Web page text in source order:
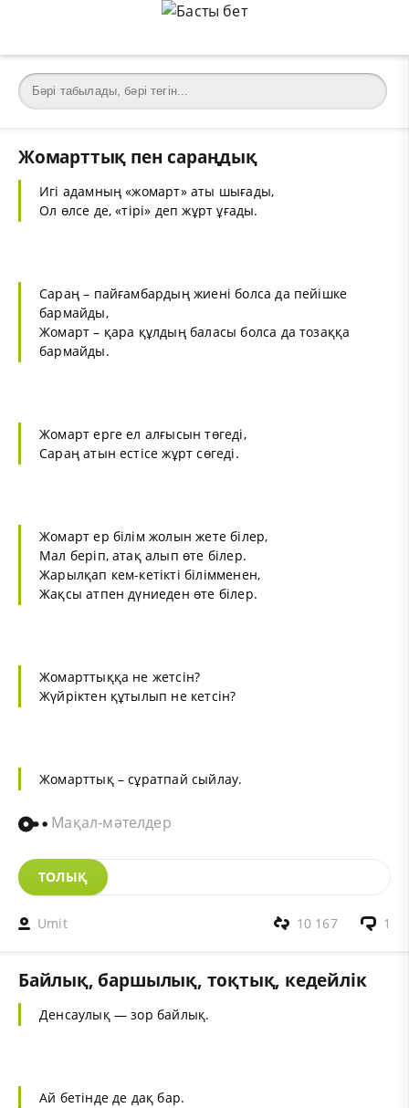
Жомарттық пен сараңдық
Игі адамның «жомарт» аты шығады,
Ол өлсе де, «тірі» деп жұрт ұғады.
Сараң – пайғамбардың жиені болса да пейішке
бармайды,
Жомарт – қара құлдың баласы болса да тозаққа
бармайды.
Жомарт ерге ел алғысын төгеді,
Сараң атын естісе жұрт сөгеді.
Жомарт ер білім жолын жете білер,
Мал беріп, атақ алып өте білер.
Жарылқап кем-кетікті білімменен,
Жақсы атпен дүниеден өте білер.
Жомарттыққа не жетсін?
Жүйріктен құтылып не кетсін?
Жомарттық – сұратпай сыйлау.
Мақал-мәтелдер
ТОЛЫҚ
Umit 1
10 167
Байлық, баршылық, тоқтық, кедейлік
Денсаулық — зор байлық.
Ай бетінде де дақ бар.